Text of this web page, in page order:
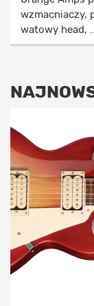
wzmacniaczy,
watowy head,